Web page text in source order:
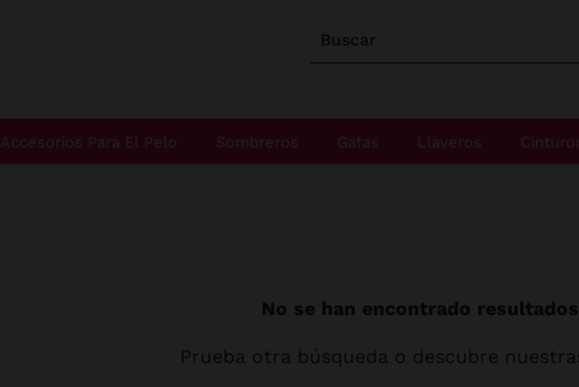
Buscar
Accesorios Para El Pelo Sombreros Gafas Llaveros
No se han encontrado
Prueba otra búsqueda o descubre